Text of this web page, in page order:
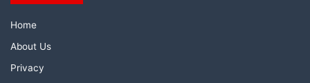
Home
About Us
Privacy